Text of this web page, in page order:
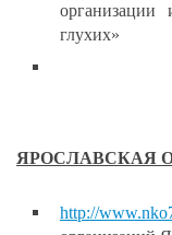
организации
глухих»
ЯРОСЛАВСКАЯ
http://